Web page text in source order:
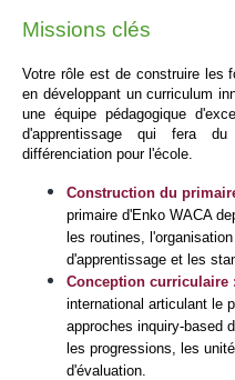
Missions clés
Votre rôle est de construire les
en développant un curriculum
une équipe pédagogique
d'apprentissage qui fera
différenciation pour l'école.
Construction du
primaire d'Enko WACA
les routines,
d'apprentissage et les
Conception curriculaire :
international articulant le
approches inquiry-based
les progressions, les
d'évaluation.